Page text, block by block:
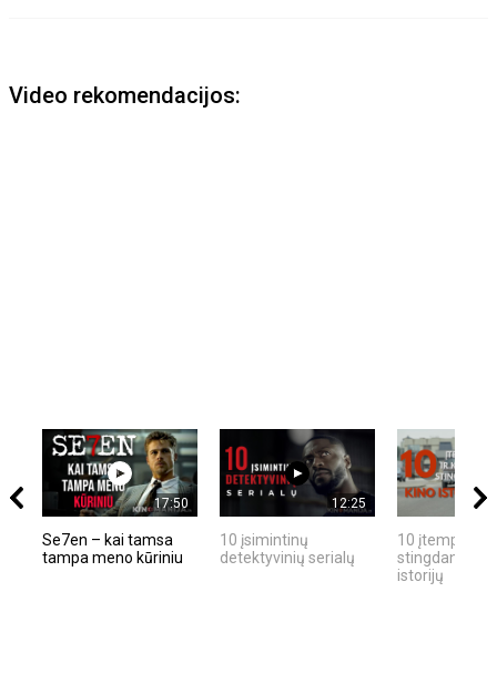
Video rekomendacijos:
17:50
Se7en – kai tamsa
tampa meno kūriniu
12:25
10 įsimintinų
detektyvinių serialų
10 įtemptų,
stingdančių
istorijų